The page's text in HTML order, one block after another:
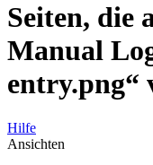
Seiten, die
Manual
entry.png“
Hilfe
Ansichten